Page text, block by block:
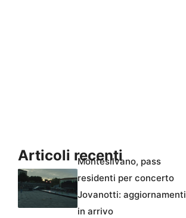
Articoli recenti
Montesilvano, pass
residenti per concerto
Jovanotti: aggiornamenti
in arrivo